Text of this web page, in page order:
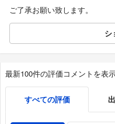
ご了承お願い致します。
シ
最新100件の評価コメントを表
すべての評価